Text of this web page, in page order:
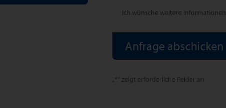
„*“ zeigt erforderliche Felder an
Ich wünsche weitere Informationen